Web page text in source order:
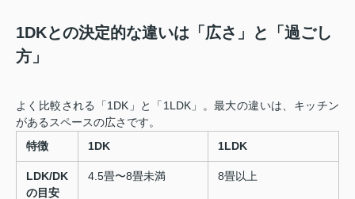
1DKとの決定的な違いは「広さ」と「過ごし
方」
よく比較される「1DK」と「1LDK」。最大の違いは、キッチン
があるスペースの広さです。
特徴
1DK 1LDK
LDK/DK
の目安
4.5畳〜8畳未満 8畳以上